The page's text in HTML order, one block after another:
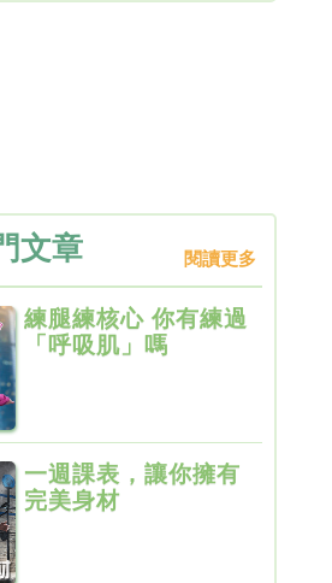
文章 閱讀更多
練腿練核心 你有練過
「呼吸肌」嗎
一週課表，讓你擁有
完美身材